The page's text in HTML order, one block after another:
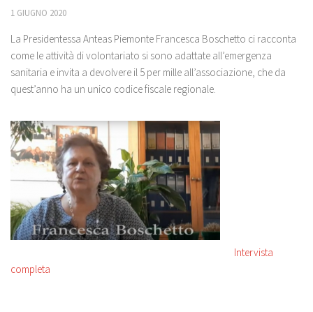
News
Attività e progetti
Come sostenerci
Galleria
Fotografie
Video
Contatti
1 GIUGNO 2020
La Presidentessa Anteas Piemonte Francesca Boschetto ci racconta
come le attività di volontariato si sono adattate all’emergenza
sanitaria e invita a devolvere il 5 per mille all’associazione, che da
quest’anno ha un unico codice fiscale regionale.
Intervista
completa